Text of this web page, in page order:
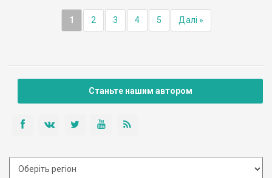
1 2 3 4 5 Далі »
Станьте нашим автором